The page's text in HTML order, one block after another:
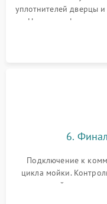
уплотнителей дверцы
Надежная фиксация
сборка корпуса
6.
Подключение к
цикла мойки.
до нужной
штатного слива